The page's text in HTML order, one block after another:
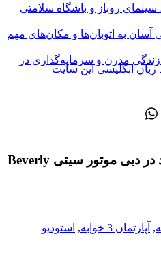
پروژه اقتصادی بورلی گراند در دبی موتور سیتی Beverly
, آپارتمان 3 خوابه , استودیو